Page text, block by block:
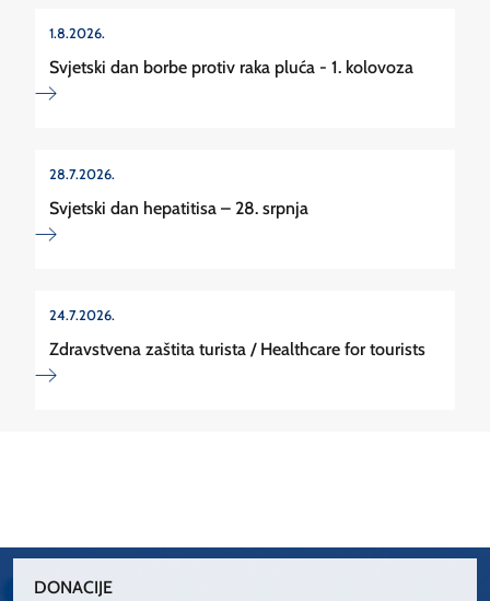
1.8.2026.
Svjetski dan borbe protiv raka pluća - 1. kolovoza
28.7.2026.
Svjetski dan hepatitisa – 28. srpnja
24.7.2026.
Zdravstvena zaštita turista / Healthcare for tourists
DONACIJE